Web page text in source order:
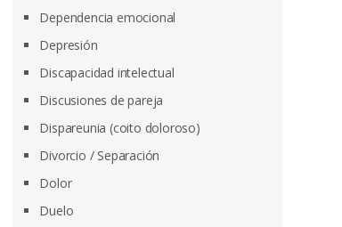
Dependencia emocional
Depresión
Discapacidad intelectual
Discusiones de pareja
Dispareunia (coito doloroso)
Divorcio / Separación
Dolor
Duelo